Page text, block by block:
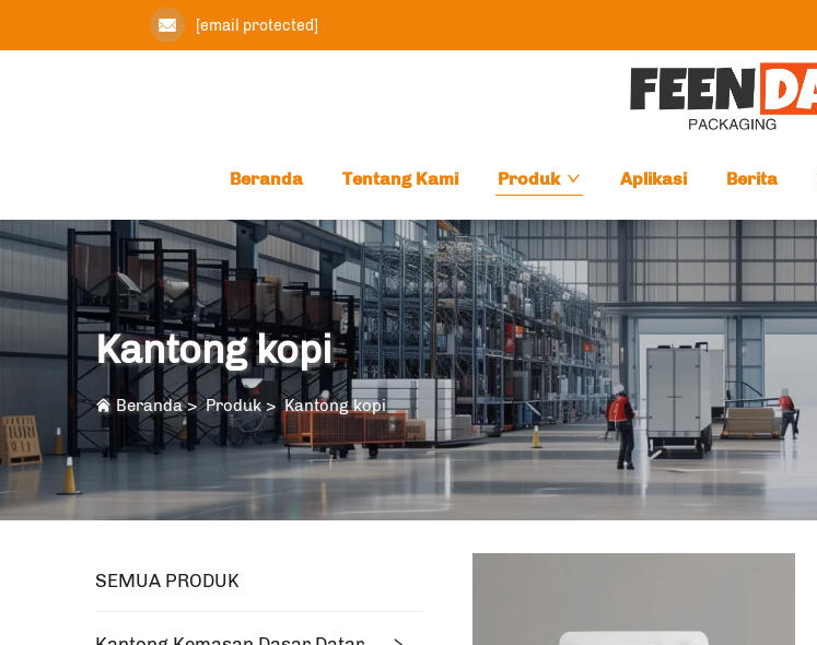
[email protected]
Beranda Tentang Kami Produk Aplikasi Berita
Kantong kopi
Beranda>Produk>Kantong kopi
SEMUA PRODUK